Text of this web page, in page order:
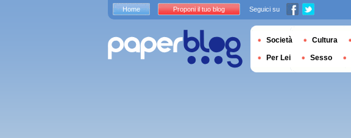
Home Proponi il tuo blog Seguici su
Società Cultura
Per Lei Sesso